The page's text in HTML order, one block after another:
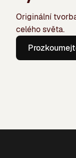
Originální
celého světa.